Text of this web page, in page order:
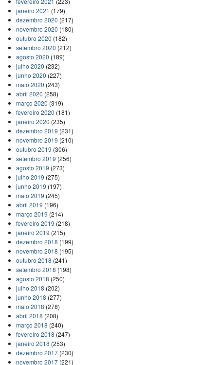
janeiro 2021 (179)
dezembro 2020 (217)
novembro 2020 (180)
outubro 2020 (182)
setembro 2020 (212)
agosto 2020 (189)
julho 2020 (232)
junho 2020 (227)
maio 2020 (243)
abril 2020 (258)
março 2020 (319)
fevereiro 2020 (181)
janeiro 2020 (235)
dezembro 2019 (231)
novembro 2019 (210)
outubro 2019 (306)
setembro 2019 (256)
agosto 2019 (273)
julho 2019 (275)
junho 2019 (197)
maio 2019 (245)
abril 2019 (196)
março 2019 (214)
fevereiro 2019 (218)
janeiro 2019 (215)
dezembro 2018 (199)
novembro 2018 (195)
outubro 2018 (241)
setembro 2018 (198)
agosto 2018 (250)
julho 2018 (202)
junho 2018 (277)
maio 2018 (278)
abril 2018 (208)
março 2018 (240)
fevereiro 2018 (247)
janeiro 2018 (253)
dezembro 2017(230)
novembro 2017(221)